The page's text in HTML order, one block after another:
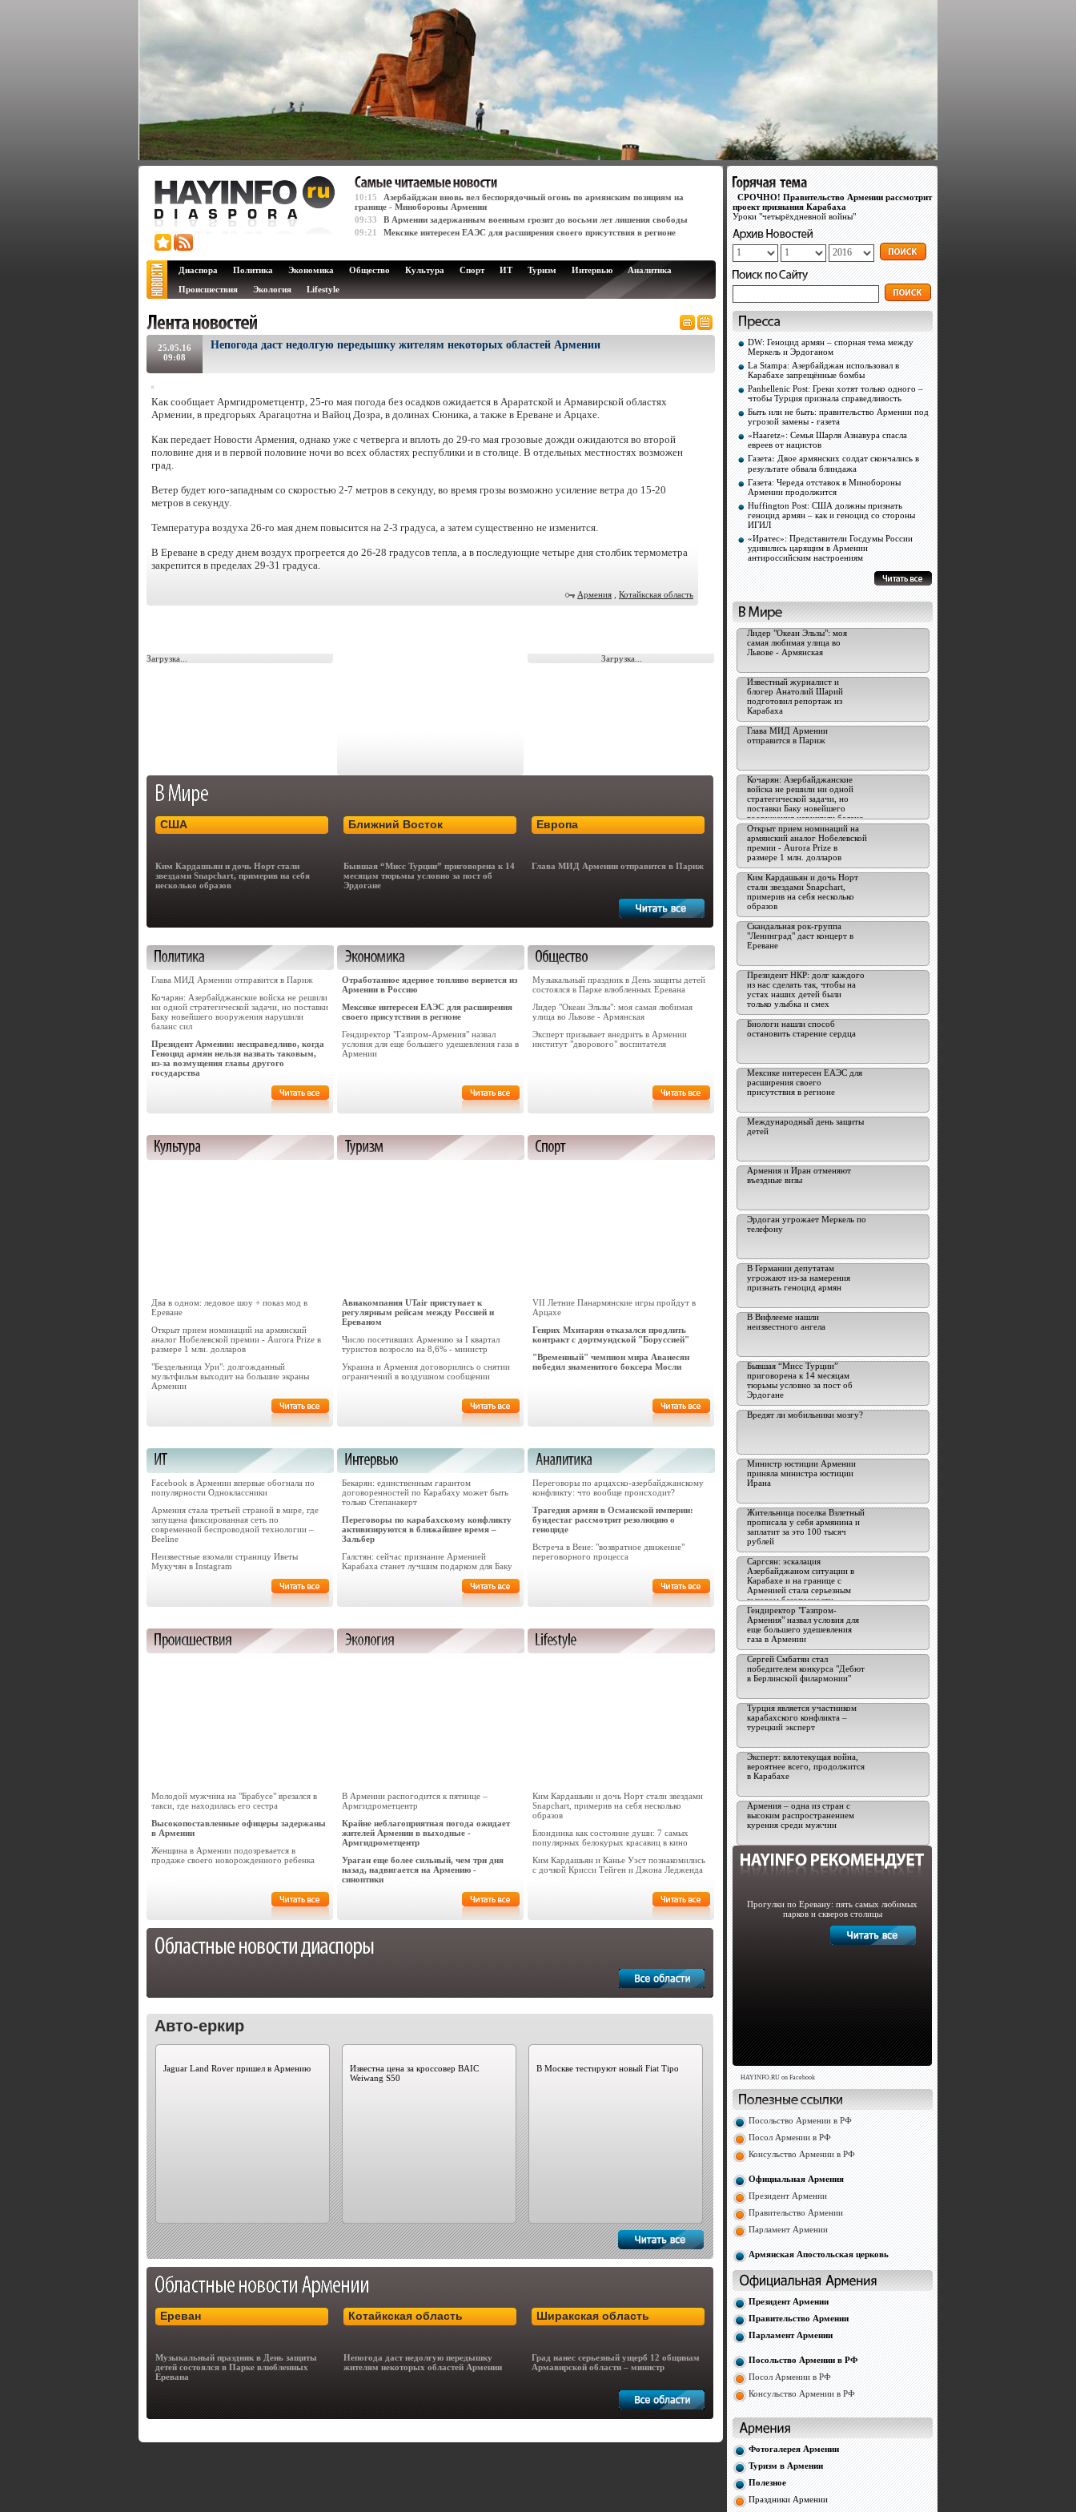
10:15
Азербайджан вновь вел беспорядочный огонь по армянским позициям на
границе - Минобороны Армении
09:33
В Армении задержанным военным грозит до восьми лет лишения свободы
09:21
Мексике интересен ЕАЭС для расширения своего присутствия в регионе
Диаспора Политика Экономика Общество Культура Спорт ИТ Туризм Интервью
Аналитика
Происшествия
Экология Lifestyle
25.05.16
09:08
Непогода даст недолгую передышку жителям некоторых областей Армении
Как сообщает Армгидрометцентр, 25-го мая погода без осадков ожидается в Араратской и Армавирской областях
Армении, в предгорьях Арагацотна и Вайоц Дозра, в долинах Сюника, а также в Ереване и Арцахе.
Как передает Новости Армения, однако уже с четверга и вплоть до 29-го мая грозовые дожди ожидаются во второй
половине дня и в первой половине ночи во всех областях республики и в столице. В отдельных местностях возможен
град.
Ветер будет юго-западным со скоростью 2-7 метров в секунду, во время грозы возможно усиление ветра до 15-20
метров в секунду.
Температура воздуха 26-го мая днем повысится на 2-3 градуса, а затем существенно не изменится.
В Ереване в среду днем воздух прогреется до 26-28 градусов тепла, а в последующие четыре дня столбик термометра
закрепится в пределах 29-31 градуса.
Армения Котайкская область
Загрузка... Загрузка...
США
Ким Кардашьян и дочь Норт стали
звездами Snapchart, примерив на себя
несколько образов
Ближний Восток
Бывшая “Мисс Турции” приговорена к 14
месяцам тюрьмы условно за пост об
Эрдогане
Европа
Глава МИД Армении отправится в Париж
Глава МИД Армении отправится в Париж
Кочарян: Азербайджанские войска не решили
ни одной стратегической задачи, но поставки
Баку новейшего вооружения нарушили
баланс сил
Президент Армении: несправедливо, когда
Геноцид армян нельзя назвать таковым,
из-за возмущения главы другого
государства
Отработанное ядерное топливо вернется из
Армении в Россию
Мексике интересен ЕАЭС для расширения
своего присутствия в регионе
Гендиректор "Газпром-Армения" назвал
условия для еще большего удешевления газа в
Армении
Музыкальный праздник в День защиты детей
состоялся в Парке влюбленных Еревана
Лидер "Океан Эльзы": моя самая любимая
улица во Львове - Армянская
Эксперт призывает внедрить в Армении
институт "дворового" воспитателя
Два в одном: ледовое шоу + показ мод в
Ереване
Открыт прием номинаций на армянский
аналог Нобелевской премии - Aurora Prize в
размере 1 млн. долларов
"Бездельница Ури": долгожданный
мультфильм выходит на большие экраны
Армении
Авиакомпания UTair приступает к
регулярным рейсам между Россией и
Ереваном
Число посетивших Армению за I квартал
туристов возросло на 8,6% - министр
Украина и Армения договорились о снятии
ограничений в воздушном сообщении
VII Летние Панармянские игры пройдут в
Арцахе
Генрих Мхитарян отказался продлить
контракт с дортмундской "Боруссией"
"Временный" чемпион мира Аванесян
победил знаменитого боксера Мосли
Facebook в Армении впервые обогнала по
популярности Одноклассники
Армения стала третьей страной в мире, где
запущена фиксированная сеть по
современной беспроводной технологии –
Beeline
Неизвестные взомали страницу Иветы
Мукучян в Instagram
Бекарян: единственным гарантом
договоренностей по Карабаху может быть
только Степанакерт
Переговоры по карабахскому конфликту
активизируются в ближайшее время –
Зальбер
Галстян: сейчас признание Арменией
Карабаха станет лучшим подарком для Баку
Переговоры по арцахско-азербайджанскому
конфликту: что вообще происходит?
Трагедия армян в Османской империи:
бундестаг рассмотрит резолюцию о
геноциде
Встреча в Вене: "возвратное движение"
переговорного процесса
Молодой мужчина на "Брабусе" врезался в
такси, где находилась его сестра
Высокопоставленные офицеры задержаны
в Армении
Женщина в Армении подозревается в
продаже своего новорожденного ребенка
В Армении распогодится к пятнице –
Армгидрометцентр
Крайне неблагоприятная погода ожидает
жителей Армении в выходные -
Армгидрометцентр
Ураган еще более сильный, чем три дня
назад, надвигается на Армению -
синоптики
Ким Кардашьян и дочь Норт стали звездами
Snapchart, примерив на себя несколько
образов
Блондинка как состояние души: 7 самых
популярных белокурых красавиц в кино
Ким Кардашьян и Канье Уэст познакомились
с дочкой Крисси Тейген и Джона Ледженда
Авто-еркир
Jaguar Land Rover пришел в Армению
Известна цена за кроссовер BAIC
Weiwang S50
В Москве тестируют новый Fiat Tipo
Ереван
Музыкальный праздник в День защиты
детей состоялся в Парке влюбленных
Еревана
Котайкская область
Непогода даст недолгую передышку
жителям некоторых областей Армении
Ширакская область
Град нанес серьезный ущерб 12 общинам
Армавирской области – министр
СРОЧНО! Правительство Армении рассмотрит
проект признания Карабаха
Уроки "четырёхдневной войны"
DW: Геноцид армян – спорная тема между
Меркель и Эрдоганом
La Stampa: Азербайджан использовал в
Карабахе запрещённые бомбы
Panhellenic Post: Греки хотят только одного –
чтобы Турция признала справедливость
Быть или не быть: правительство Армении под
угрозой замены - газета
«Haaretz»: Семья Шарля Азнавура спасла
евреев от нацистов
Газета։ Двое армянских солдат скончались в
результате обвала блиндажа
Газета: Череда отставок в Минобороны
Армении продолжится
Huffington Post: США должны признать
геноцид армян – как и геноцид со стороны
ИГИЛ
«Иратес»: Представители Госдумы России
удивились царящим в Армении
антироссийским настроениям
Лидер "Океан Эльзы": моя
самая любимая улица во
Львове - Армянская
Известный журналист и
блогер Анатолий Шарий
подготовил репортаж из
Карабаха
Глава МИД Армении
отправится в Париж
Кочарян: Азербайджанские
войска не решили ни одной
стратегической задачи, но
поставки Баку новейшего
вооружения нарушили баланс
сил
Открыт прием номинаций на
армянский аналог Нобелевской
премии - Aurora Prize в
размере 1 млн. долларов
Ким Кардашьян и дочь Норт
стали звездами Snapchart,
примерив на себя несколько
образов
Скандальная рок-группа
"Ленинград" даст концерт в
Ереване
Президент НКР: долг каждого
из нас сделать так, чтобы на
устах наших детей были
только улыбка и смех
Биологи нашли способ
остановить старение сердца
Мексике интересен ЕАЭС для
расширения своего
присутствия в регионе
Международный день защиты
детей
Армения и Иран отменяют
въездные визы
Эрдоган угрожает Меркель по
телефону
В Германии депутатам
угрожают из-за намерения
признать геноцид армян
В Вифлееме нашли
неизвестного ангела
Бывшая “Мисс Турции”
приговорена к 14 месяцам
тюрьмы условно за пост об
Эрдогане
Вредят ли мобильники мозгу?
Министр юстиции Армении
приняла министра юстиции
Ирана
Жительница поселка Взлетный
прописала у себя армянина и
заплатит за это 100 тысяч
рублей
Саргсян: эскалация
Азербайджаном ситуации в
Карабахе и на границе с
Арменией стала серьезным
вызовом безопасности
пространства ЕАЭС
Гендиректор "Газпром-
Армения" назвал условия для
еще большего удешевления
газа в Армении
Сергей Смбатян стал
победителем конкурса "Дебют
в Берлинской филармонии"
Турция является участником
карабахского конфликта –
турецкий эксперт
Эксперт: вялотекущая война,
вероятнее всего, продолжится
в Карабахе
Армения – одна из стран с
высоким распространением
курения среди мужчин
Прогулки по Еревану: пять самых любимых
парков и скверов столицы
HAYINFO.RU on Facebook
Посольство Армении в РФ
Посол Армении в РФ
Консульство Армении в РФ
Официальная Армения
Президент Армении
Правительство Армении
Парламент Армении
Армянская Апостольская церковь
Президент Армении
Правительство Армении
Парламент Армении
Посольство Армении в РФ
Посол Армении в РФ
Консульство Армении в РФ
Фотогалерея Армении
Туризм в Армении
Полезное
Праздники Армении